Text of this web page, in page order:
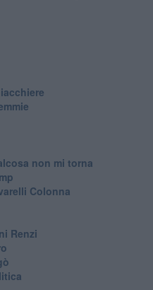
non mi torna
Colonna
Renzi